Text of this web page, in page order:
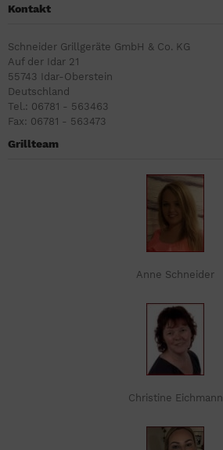
Kontakt
Schneider Grillgeräte GmbH & Co. KG
Auf der Idar 21
55743 Idar-Oberstein
Deutschland
Tel.: 06781 - 563463
Fax: 06781 - 563473
Grillteam
Anne Schneider
Christine Eichmann